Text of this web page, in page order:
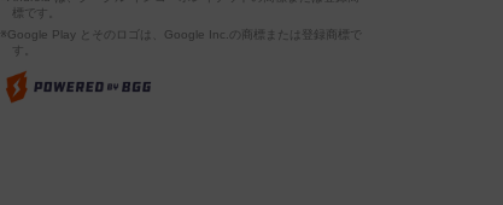
標です。
※Google Play とそのロゴは、Google Inc.の商標または登録商標で
す。